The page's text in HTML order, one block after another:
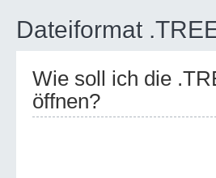
Dateiformat
Wie soll ich die
öffnen?